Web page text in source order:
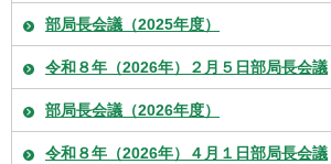
部局長会議（2025年度）
令和８年（2026年）２月５日部局長会議
部局長会議（2026年度）
令和８年（2026年）４月１日部局長会議